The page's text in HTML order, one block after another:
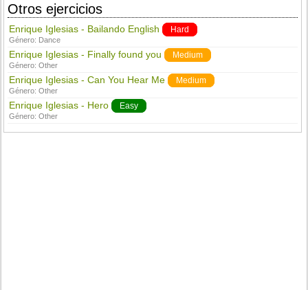
Otros ejercicios
Enrique Iglesias - Bailando English Hard
Género: Dance
Enrique Iglesias - Finally found you Medium
Género:Other
Enrique Iglesias - Can You Hear Me Medium
Género:Other
Enrique Iglesias - Hero Easy
Género:Other